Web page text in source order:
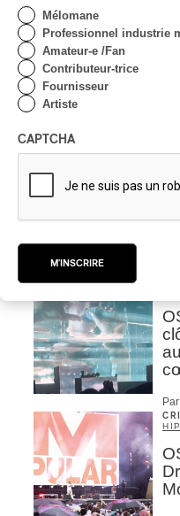
|
Mélomane
Professionnel industrie
Amateur-e /Fan
Contributeur-trice
Fournisseur
Artiste
CAPTCHA
M'INSCRIRE